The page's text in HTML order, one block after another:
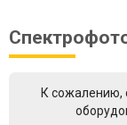
К сожалению,